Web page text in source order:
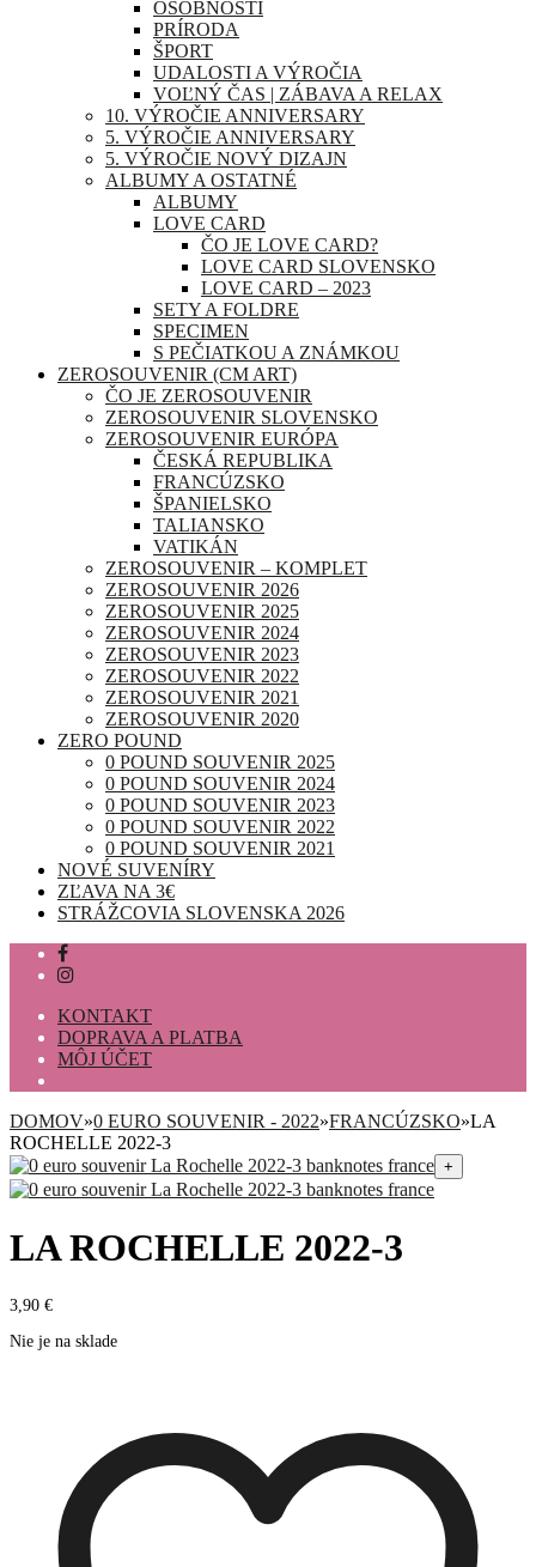
OSOBNOSTI
PRÍRODA
ŠPORT
UDALOSTI A VÝROČIA
VOĽNÝ ČAS | ZÁBAVA A RELAX
10. VÝROČIE ANNIVERSARY
5. VÝROČIE ANNIVERSARY
5. VÝROČIE NOVÝ DIZAJN
ALBUMY A OSTATNÉ
ALBUMY
LOVE CARD
ČO JE LOVE CARD?
LOVE CARD SLOVENSKO
LOVE CARD – 2023
SETY A FOLDRE
SPECIMEN
S PEČIATKOU A ZNÁMKOU
ZEROSOUVENIR (CM ART)
ČO JE ZEROSOUVENIR
ZEROSOUVENIR SLOVENSKO
ZEROSOUVENIR EURÓPA
ČESKÁ REPUBLIKA
FRANCÚZSKO
ŠPANIELSKO
TALIANSKO
VATIKÁN
ZEROSOUVENIR – KOMPLET
ZEROSOUVENIR 2026
ZEROSOUVENIR 2025
ZEROSOUVENIR 2024
ZEROSOUVENIR 2023
ZEROSOUVENIR 2022
ZEROSOUVENIR 2021
ZEROSOUVENIR 2020
ZERO POUND
0 POUND SOUVENIR 2025
0 POUND SOUVENIR 2024
0 POUND SOUVENIR 2023
0 POUND SOUVENIR 2022
0 POUND SOUVENIR 2021
NOVÉ SUVENÍRY
ZĽAVA NA 3€
STRÁŽCOVIA SLOVENSKA 2026
KONTAKT
DOPRAVA A PLATBA
MÔJ ÚČET
DOMOV»0 EURO SOUVENIR - 2022»FRANCÚZSKO»LA
ROCHELLE 2022-3
+
LA ROCHELLE 2022-3
3,90 €
Nie je na sklade